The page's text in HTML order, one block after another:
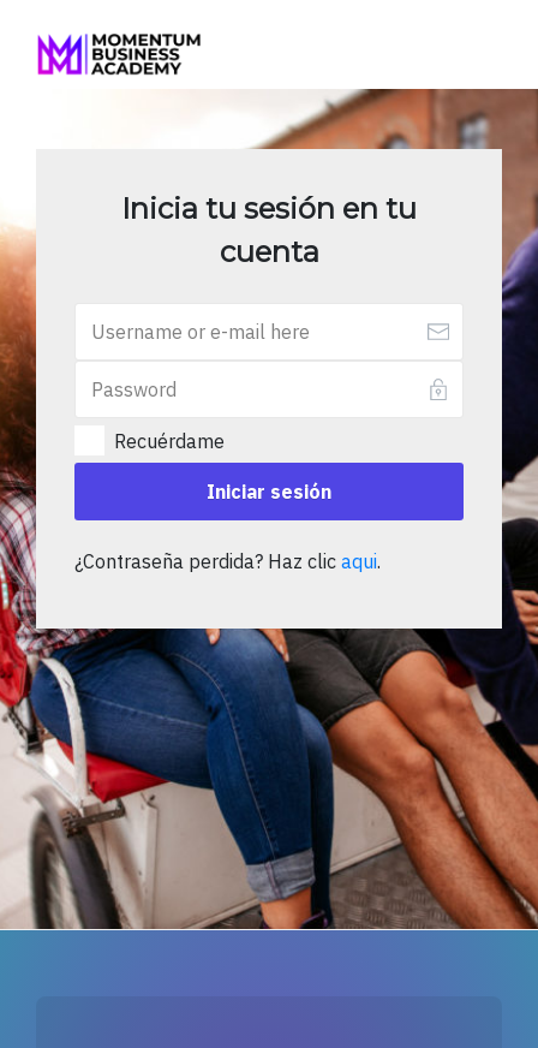
Inicia tu sesión en tu
cuenta
Recuérdame
Iniciar sesión
¿Contraseña perdida? Haz clic aqui.